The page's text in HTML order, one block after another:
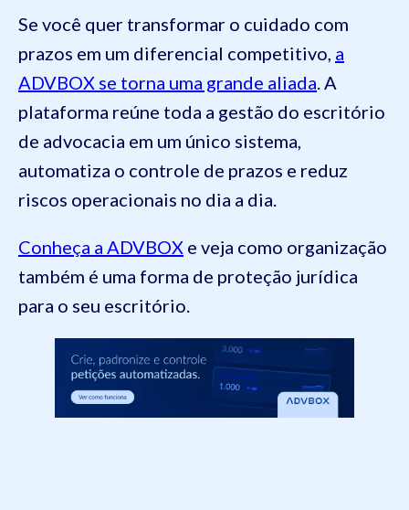
Se você quer transformar o cuidado com
prazos em um diferencial competitivo, a
ADVBOX se torna uma grande aliada. A
plataforma reúne toda a gestão do escritório
de advocacia em um único sistema,
automatiza o controle de prazos e reduz
riscos operacionais no dia a dia.
Conheça a ADVBOX e veja como organização
também é uma forma de proteção jurídica
para o seu escritório.